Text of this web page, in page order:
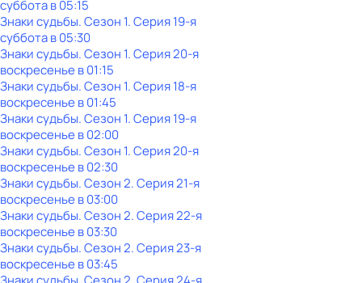
субботав05:15
Знаки судьбы. Сезон 1. Серия 19-я
субботав05:30
Знаки судьбы. Сезон 1. Серия 20-я
воскресенье в01:15
Знаки судьбы. Сезон 1. Серия 18-я
воскресенье в01:45
Знаки судьбы. Сезон 1. Серия 19-я
воскресенье в02:00
Знаки судьбы. Сезон 1. Серия 20-я
воскресенье в02:30
Знаки судьбы. Сезон 2. Серия 21-я
воскресенье в03:00
Знаки судьбы. Сезон 2. Серия 22-я
воскресенье в03:30
Знаки судьбы. Сезон 2. Серия 23-я
воскресенье в03:45